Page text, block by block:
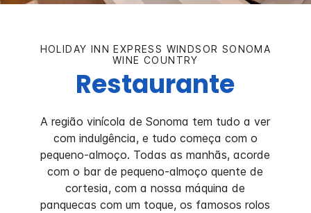
HOLIDAY INN EXPRESS WINDSOR SONOMA
WINE COUNTRY
Restaurante
A região vinícola de Sonoma tem tudo a ver
com indulgência, e tudo começa com o
pequeno-almoço. Todas as manhãs, acorde
com o bar de pequeno-almoço quente de
cortesia, com a nossa máquina de
panquecas com um toque, os famosos rolos